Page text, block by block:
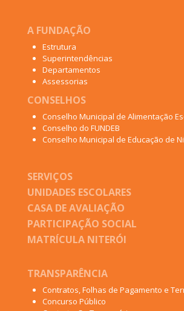
A FUNDAÇÃO
Estrutura
Superintendências
Departamentos
Assessorias
CONSELHOS
Conselho Municipal de Alimentação
Conselho do FUNDEB
Conselho Municipal de Educação de
SERVIÇOS
UNIDADES ESCOLARES
CASA DE AVALIAÇÃO
PARTICIPAÇÃO SOCIAL
MATRÍCULA NITERÓI
TRANSPARÊNCIA
Contratos, Folhas de Pagamento e
Concurso Público